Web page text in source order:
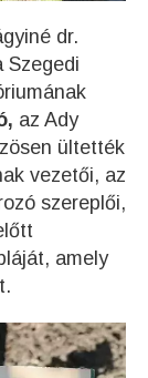
dr.
Szegedi
az Ady
ültették
vezetői, az
szereplői,
amely